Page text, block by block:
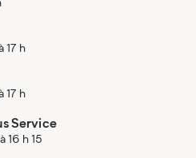
17 h
17 h
Service
16 h 15